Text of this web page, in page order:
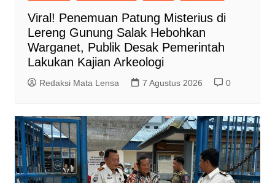
Viral! Penemuan Patung Misterius di
Lereng Gunung Salak Hebohkan
Warganet, Publik Desak Pemerintah
Lakukan Kajian Arkeologi
Redaksi Mata Lensa 7 Agustus 2026 0